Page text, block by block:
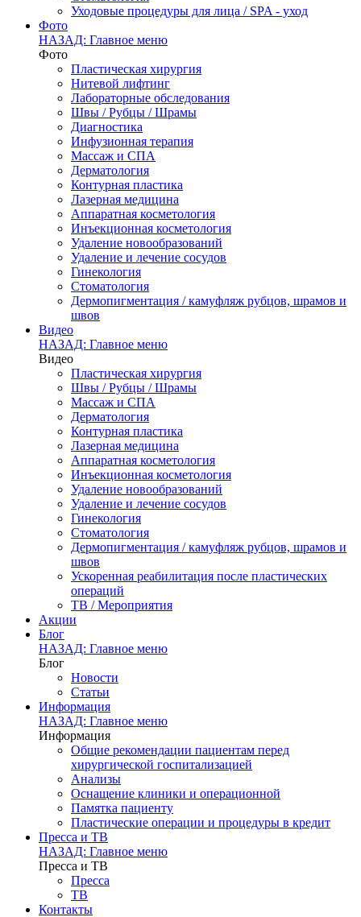
Уходовые процедуры для лица / SPA - уход
Фото
НАЗАД: Главное меню
Фото
Пластическая хирургия
Нитевой лифтинг
Лабораторные обследования
Швы / Рубцы / Шрамы
Диагностика
Инфузионная терапия
Массаж и СПА
Дерматология
Контурная пластика
Лазерная медицина
Аппаратная косметология
Инъекционная косметология
Удаление новообразований
Удаление и лечение сосудов
Гинекология
Стоматология
Дермопигментация / камуфляж рубцов, шрамов и
швов
Видео
НАЗАД: Главное меню
Видео
Пластическая хирургия
Швы / Рубцы / Шрамы
Массаж и СПА
Дерматология
Контурная пластика
Лазерная медицина
Аппаратная косметология
Инъекционная косметология
Удаление новообразований
Удаление и лечение сосудов
Гинекология
Стоматология
Дермопигментация / камуфляж рубцов, шрамов и
швов
Ускоренная реабилитация после пластических
операций
ТВ / Мероприятия
Акции
Блог
НАЗАД: Главное меню
Блог
Новости
Статьи
Информация
НАЗАД: Главное меню
Информация
Общие рекомендации пациентам перед
хирургической госпитализацией
Анализы
Оснащение клиники и операционной
Памятка пациенту
Пластические операции и процедуры в кредит
Пресса и ТВ
НАЗАД: Главное меню
Пресса и ТВ
Пресса
ТВ
Контакты